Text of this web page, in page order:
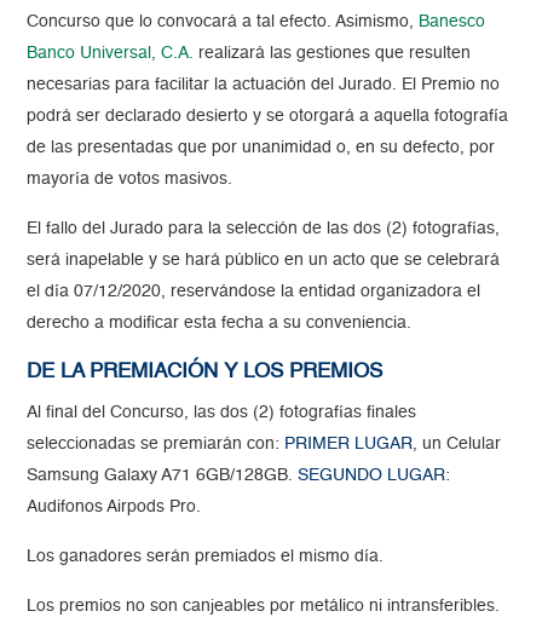
Concurso que lo convocará a tal efecto. Asimismo, Banesco
Banco Universal, C.A. realizará las gestiones que resulten
necesarias para facilitar la actuación del Jurado. El Premio no
podrá ser declarado desierto y se otorgará a aquella fotografía
de las presentadas que por unanimidad o, en su defecto, por
mayoría de votos masivos.
El fallo del Jurado para la selección de las dos (2) fotografías,
será inapelable y se hará público en un acto que se celebrará
el día 07/12/2020, reservándose la entidad organizadora el
derecho a modificar esta fecha a su conveniencia.
DE LA PREMIACIÓN Y LOS PREMIOS
Al final del Concurso, las dos (2) fotografías finales
seleccionadas se premiarán con: PRIMER LUGAR, un Celular
Samsung Galaxy A71 6GB/128GB.SEGUNDO LUGAR:
Audifonos Airpods Pro.
Los ganadores serán premiados el mismo día.
Los premios no son canjeables por metálico ni intransferibles.